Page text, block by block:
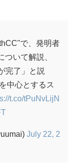
で、発明者
いて解説、
完了」と説
中心とするス
t.co/tPuNvLijN
July 22, 2